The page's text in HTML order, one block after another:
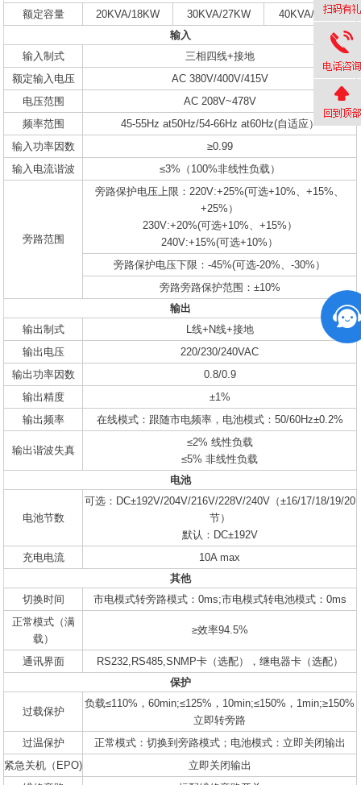
额定容量 20KVA/18KW 30KVA/27KW
40KVA/32KW
输入
输入制式
三相四线+接地
额定输入电压
AC 380V/400V/415V
电压范围
AC 208V~478V
频率范围
45-55Hz at50Hz/54-66Hz at60Hz(自适应）
输入功率因数
≥0.99
输入电流谐波
≤3%（100%非线性负载）
旁路范围
旁路保护电压上限：220V:+25%(可选+10%、+15%、
+25%）
230V:+20%(可选+10%、+15%）
240V:+15%(可选+10%）
旁路保护电压下限：-45%(可选-20%、-30%）
旁路旁路保护范围：±10%
输出
输出制式
L线+N线+接地
输出电压
220/230/240VAC
输出功率因数
0.8/0.9
输出精度
±1%
输出频率
在线模式：跟随市电频率，电池模式：50/60Hz±0.2%
输出谐波失真
≤2% 线性负载
≤5% 非线性负载
电池
电池节数
可选：DC±192V/204V/216V/228V/240V（±16/17/18/19/20
节）
默认：DC±192V
充电电流
10A max
其他
切换时间
市电模式转旁路模式：0ms;市电模式转电池模式：0ms
正常模式（满
载）
≥效率94.5%
通讯界面
RS232,RS485,SNMP卡（选配），继电器卡（选配）
保护
过载保护
负载≤110%，60min;≤125%，10min;≤150%，1min;≥150%
立即转旁路
过温保护
正常模式：切换到旁路模式；电池模式：立即关闭输出
紧急关机（EPO)
立即关闭输出